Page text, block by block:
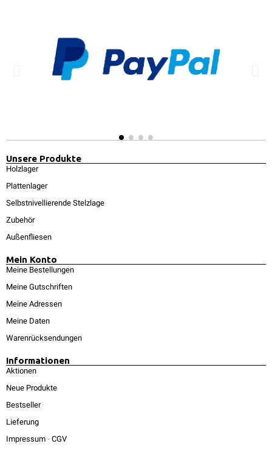
Unsere Produkte
Holzlager
Plattenlager
Selbstnivellierende Stelzlage
Zubehör
Außenfliesen
Mein Konto
Meine Bestellungen
Meine Gutschriften
Meine Adressen
Meine Daten
Warenrücksendungen
Informationen
Aktionen
Neue Produkte
Bestseller
Lieferung
Impressum - CGV